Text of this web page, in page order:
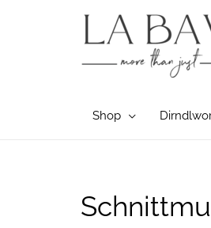
Shop
Post
navigation